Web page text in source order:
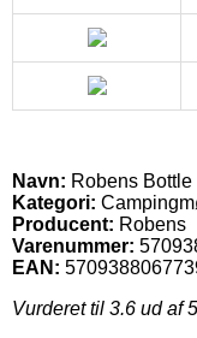
Navn: Robens
Kategori:
Producent: Robens
Varenummer:
EAN:
Vurderet til 3.6 ud af